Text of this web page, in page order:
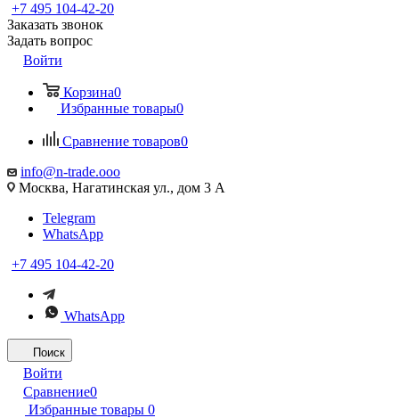
+7 495 104-42-20
Заказать звонок
Задать вопрос
Войти
Корзина0
Избранные товары0
Сравнение товаров0
info@n-trade.ooo
Москва, Нагатинская ул., дом 3 А
Telegram
WhatsApp
+7 495 104-42-20
WhatsApp
Поиск
Войти
Сравнение0
Избранные товары 0